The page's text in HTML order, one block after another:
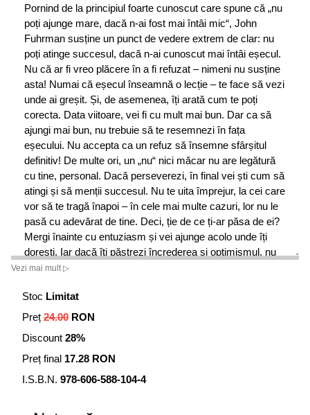
Pornind de la principiul foarte cunoscut care spune că „nu
poți ajunge mare, dacă n-ai fost mai întâi mic“, John
Fuhrman susține un punct de vedere extrem de clar: nu
poți atinge succesul, dacă n-ai cunoscut mai întâi eșecul.
Nu că ar fi vreo plăcere în a fi refuzat – nimeni nu susține
asta! Numai că eșecul înseamnă o lecție – te face să vezi
unde ai greșit. Și, de asemenea, îți arată cum te poți
corecta. Data viitoare, vei fi cu mult mai bun. Dar ca să
ajungi mai bun, nu trebuie să te resemnezi în fața
eșecului. Nu accepta ca un refuz să însemne sfârșitul
definitiv! De multe ori, un „nu“ nici măcar nu are legătură
cu tine, personal. Dacă perseverezi, în final vei ști cum să
atingi și să menții succesul. Nu te uita împrejur, la cei care
vor să te tragă înapoi – în cele mai multe cazuri, lor nu le
pasă cu adevărat de tine. Deci, ție de ce ți-ar păsa de ei?
Mergi înainte cu entuziasm și vei ajunge acolo unde îți
dorești. Iar dacă îți păstrezi încrederea și optimismul, nu
vei ajunge acolo singur. Entuziasmul e contagios – și
astfel încât să poți ajunge, pas cu pas, la succes. Căci tot
ce nu te omoară te face mai puternic!
John Fuhrman este un orator profesionist care a susținut
discursuri în întreaga lume. De asemenea, e autor de cărți
performanței de vârf și președinte-fondator al companiei
Vezi mai mult ▷
Stoc Limitat
Preț 24.00 RON
Discount 28%
Preț final 17.28 RON
I.S.B.N. 978-606-588-104-4